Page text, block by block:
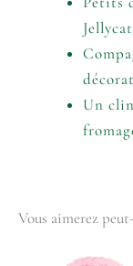
Un
Vous aimerez